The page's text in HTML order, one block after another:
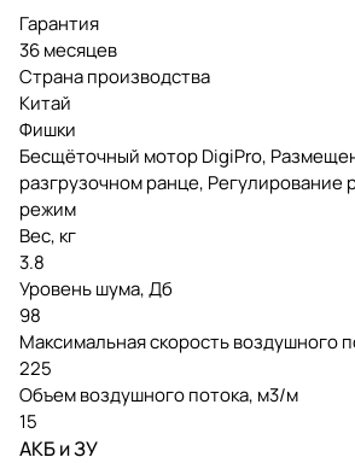
Гарантия
36 месяцев
Страна производства
Китай
Фишки
Бесщёточный мотор DigiPro,
разгрузочном ранце, Регулирование
режим
Вес, кг
3.8
Уровень шума, Дб
98
Максимальная скорость воздушного
225
Объем воздушного потока, м3/м
15
АКБ и ЗУ